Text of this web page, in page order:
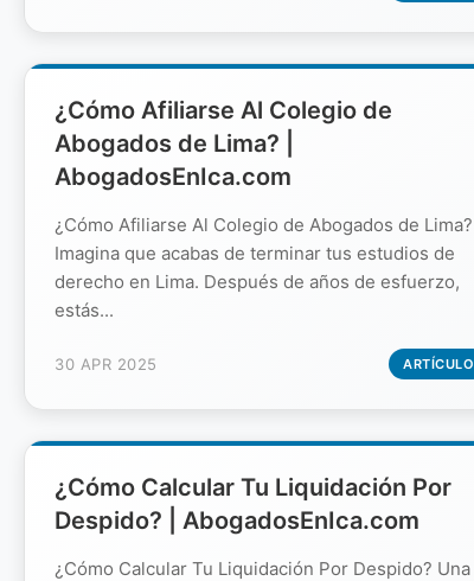
¿Cómo Afiliarse Al Colegio de
Abogados de Lima? |
AbogadosEnIca.com
¿Cómo Afiliarse Al Colegio de Abogados de Lima?
Imagina que acabas de terminar tus estudios de
derecho en Lima. Después de años de esfuerzo,
estás...
30 APR 2025 ARTÍCULO
¿Cómo Calcular Tu Liquidación Por
Despido? | AbogadosEnIca.com
¿Cómo Calcular Tu Liquidación Por Despido? Una